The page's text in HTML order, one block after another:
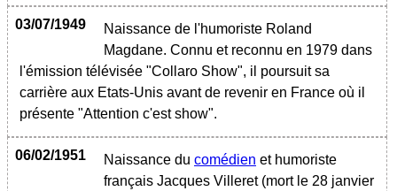
03/07/1949
Naissance de l'humoriste Roland
Magdane. Connu et reconnu en 1979 dans
l'émission télévisée "Collaro Show", il poursuit sa
carrière aux Etats-Unis avant de revenir en France où il
présente "Attention c'est show".
06/02/1951 Naissance du comédien et humoriste
français Jacques Villeret (mort le 28 janvier